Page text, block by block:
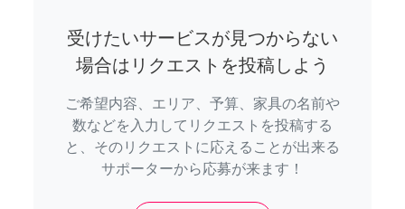
受けたいサービスが見つからない
場合はリクエストを投稿しよう
ご希望内容、エリア、予算、家具の名前や
数などを入力してリクエストを投稿する
と、そのリクエストに応えることが出来る
サポーターから応募が来ます！